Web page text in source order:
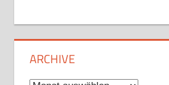
ARCHIVE